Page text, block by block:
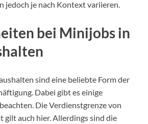
jedoch je nach Kontext variieren.
bei Minijobs in
sind eine beliebte Form der
Dabei gibt es einige
Die Verdienstgrenze von
gilt auch hier. Allerdings sind die